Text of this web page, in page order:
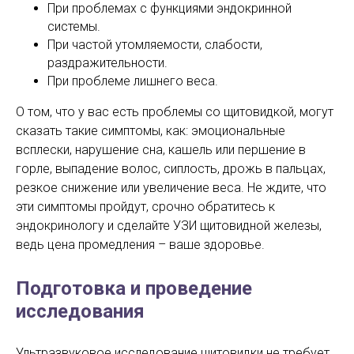
При проблемах с функциями эндокринной
системы.
При частой утомляемости, слабости,
раздражительности.
При проблеме лишнего веса.
О том, что у вас есть проблемы со щитовидкой, могут
сказать такие симптомы, как: эмоциональные
всплески, нарушение сна, кашель или першение в
горле, выпадение волос, сиплость, дрожь в пальцах,
резкое снижение или увеличение веса. Не ждите, что
эти симптомы пройдут, срочно обратитесь к
эндокринологу и сделайте УЗИ щитовидной железы,
ведь цена промедления – ваше здоровье.
Подготовка и проведение
исследования